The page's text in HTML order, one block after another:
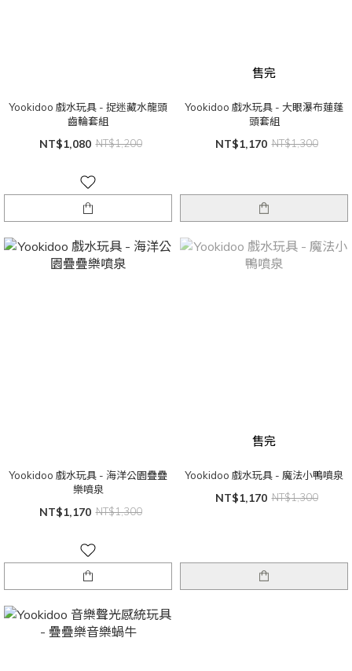
Yookidoo 戲水玩具 - 捉迷藏水龍頭
齒輪套組
NT$1,080 NT$1,200
售完
Yookidoo 戲水玩具 - 大眼瀑布蓮蓬
頭套組
NT$1,170 NT$1,300
Yookidoo 戲水玩具 - 海洋公園疊疊
樂噴泉
NT$1,170 NT$1,300
售完
Yookidoo 戲水玩具 - 魔法小鴨噴泉
NT$1,170 NT$1,300